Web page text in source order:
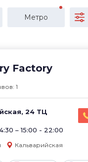
Метро
Factory
1
24 ТЦ
– 15:00 - 22:00
Кальварийская